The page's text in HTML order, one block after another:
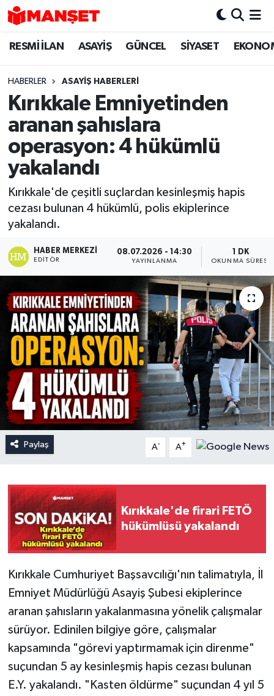
RESMİ İLAN ASAYİŞ GÜNCEL SİYASET
HABERLER ASAYİŞ HABERLERİ
Kırıkkale Emniyetinden
aranan şahıslara
operasyon: 4 hükümlü
yakalandı
Kırıkkale'de çeşitli suçlardan kesinleşmiş hapis
cezası bulunan 4 hükümlü, polis ekiplerince
yakalandı.
HABER MERKEZI
EDITÖR
08.07.2026 - 14:30
YAYINLANMA
1 DK
OKUNMA SÜRESI
Paylaş A- A+
Kırıkkale'de firari FETÖ
hükümlüsü yakalandı
Kırıkkale Cumhuriyet Başsavcılığı'nın talimatıyla, İl
Emniyet Müdürlüğü Asayiş Şubesi ekiplerince
aranan şahısların yakalanmasına yönelik çalışmalar
sürüyor. Edinilen bilgiye göre, çalışmalar
kapsamında "görevi yaptırmamak için direnme"
suçundan 5 ay kesinleşmiş hapis cezası bulunan
E.Y. yakalandı. "Kasten öldürme" suçundan 4 yıl 5
Hava Durumu
Trafik Durumu
Süper Lig Puan Durumu ve Fikstür
Tüm Manşetler
Son Dakika Haberleri
Haber Arşivi